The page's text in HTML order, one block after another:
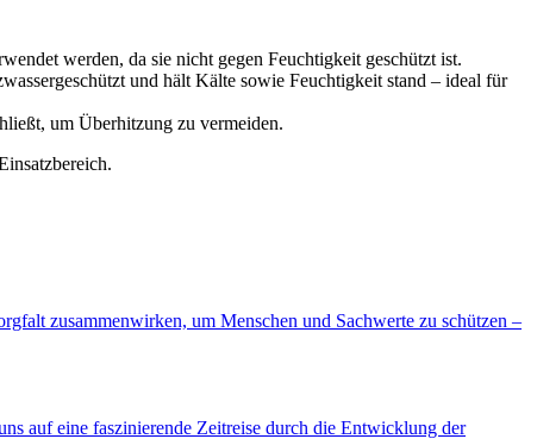
werden, da sie nicht gegen Feuchtigkeit geschützt ist.
und hält Kälte sowie Feuchtigkeit stand – ideal für
um Überhitzung zu vermeiden.
zusammenwirken, um Menschen und Sachwerte zu schützen –
auf eine faszinierende Zeitreise durch die Entwicklung der